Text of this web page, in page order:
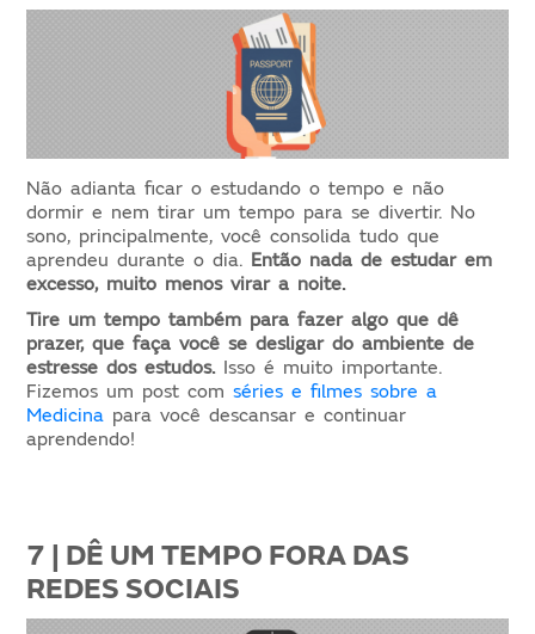
Não adianta ficar o estudando o tempo e não
dormir e nem tirar um tempo para se divertir. No
sono, principalmente, você consolida tudo que
aprendeu durante o dia. Então nada de estudar em
excesso, muito menos virar a noite.
Tire um tempo também para fazer algo que dê
prazer, que faça você se desligar do ambiente de
estresse dos estudos.Isso é muito importante.
Fizemos um post comséries e filmes sobre a
Medicina para você descansar e continuar
aprendendo!
7 | DÊ UM TEMPO FORA DAS
REDES SOCIAIS